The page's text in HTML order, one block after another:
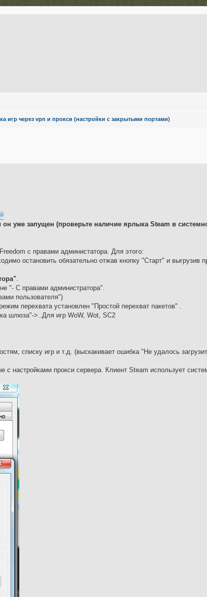
игр через vpn и прокси (настройки с закрытыми портами)
он уже запущен (проверьте наличие ярлыка Steam в
с правами администатора. Для этого:
остановить обязательно отжав кнопку "Cтарт" и выгрузив
.
"- С правами администратора".
пользователя")
перехвата установлен "Простой перехват пакетов" .
шлюза"->..Для игр WoW, Wot, SC2
списку игр и т.д. (выскакивает ошибка "Не удалось
с настройками прокси сервера. Клиент Steam использует